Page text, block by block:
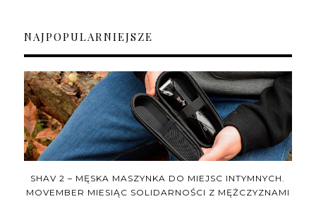
NAJPOPULARNIEJSZE
SHAV 2 – MĘSKA MASZYNKA DO MIEJSC INTYMNYCH.
MOVEMBER MIESIĄC SOLIDARNOŚCI Z MĘŻCZYZNAMI